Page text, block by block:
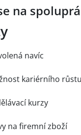
na
navíc
kariérního růstu
kurzy
na firemní zboží